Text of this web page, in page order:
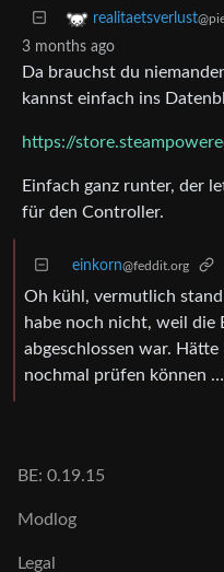
realitaetsverlust
3 months ago
Da brauchst du
kannst einfach ins
https://
Einfach ganz runter, der
für den Controller.
einkorn@feddit.org
Oh kühl, vermutlich
habe noch nicht, weil die
abgeschlossen war.
nochmal prüfen können …
BE: 0.19.15
Modlog
Legal